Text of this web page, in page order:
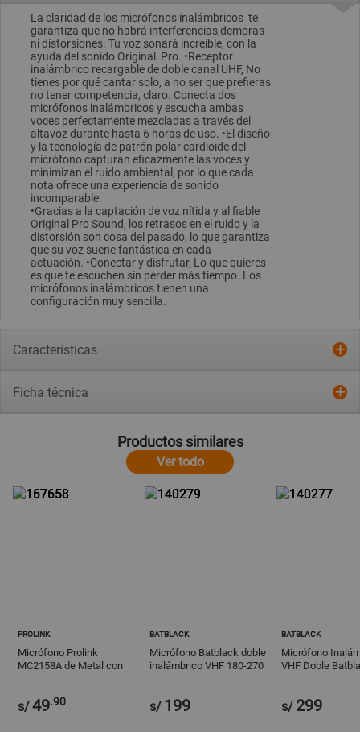
La claridad de los micrófonos inalámbricos te
garantiza que no habrá interferencias,demoras
ni distorsiones. Tu voz sonará increíble, con la
ayuda del sonido Original Pro. •Receptor
inalámbrico recargable de doble canal UHF, No
tienes por qué cantar solo, a no ser que prefieras
no tener competencia, claro. Conecta dos
micrófonos inalámbricos y escucha ambas
voces perfectamente mezcladas a través del
altavoz durante hasta 6 horas de uso. •El diseño
y la tecnología de patrón polar cardioide del
micrófono capturan eficazmente las voces y
minimizan el ruido ambiental, por lo que cada
nota ofrece una experiencia de sonido
incomparable.
•Gracias a la captación de voz nítida y al fiable
Original Pro Sound, los retrasos en el ruido y la
distorsión son cosa del pasado, lo que garantiza
que su voz suene fantástica en cada
actuación. •Conectar y disfrutar, Lo que quieres
es que te escuchen sin perder más tiempo. Los
micrófonos inalámbricos tienen una
configuración muy sencilla.
Características
Ficha técnica
Productos similares
Ver todo
PROLINK
Micrófono Prolink
MC2158A de Metal con
s/49.90
BATBLACK
Micrófono Batblack doble
inalámbrico VHF 180-270
s/ 199
BATBLACK
Micrófono
VHF Doble
s/ 299